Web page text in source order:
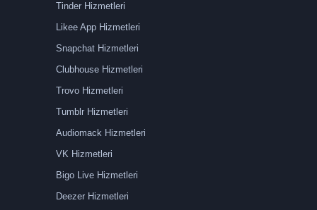
Tinder Hizmetleri
Likee App Hizmetleri
Snapchat Hizmetleri
Clubhouse Hizmetleri
Trovo Hizmetleri
Tumblr Hizmetleri
Audiomack Hizmetleri
VK Hizmetleri
Bigo Live Hizmetleri
Deezer Hizmetleri